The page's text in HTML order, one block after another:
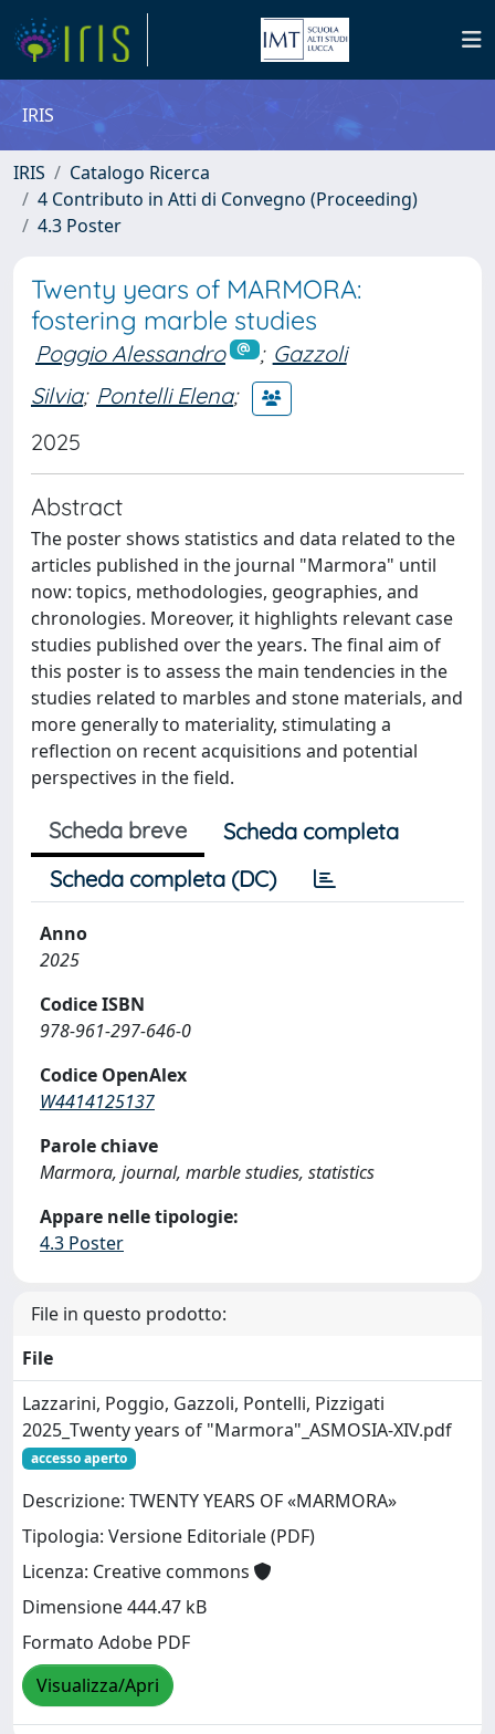
IRIS
IRIS
Catalogo Ricerca
4 Contributo in Atti di Convegno (Proceeding)
4.3 Poster
Twenty years of MARMORA:
fostering marble studies
Poggio Alessandro ; Gazzoli
Silvia; Pontelli Elena;
2025
Abstract
The poster shows statistics and data related to the
articles published in the journal "Marmora" until
now: topics, methodologies, geographies, and
chronologies. Moreover, it highlights relevant case
studies published over the years. The final aim of
this poster is to assess the main tendencies in the
studies related to marbles and stone materials, and
more generally to materiality, stimulating a
reflection on recent acquisitions and potential
perspectives in the field.
Scheda breve
Scheda completa
Scheda completa (DC)
Anno
2025
Codice ISBN
978-961-297-646-0
Codice OpenAlex
W4414125137
Parole chiave
Marmora, journal, marble studies, statistics
Appare nelle tipologie:
4.3 Poster
File in questo prodotto:
File
Lazzarini, Poggio, Gazzoli, Pontelli, Pizzigati
2025_Twenty years of "Marmora"_ASMOSIA-XIV.pdf
accesso aperto
Descrizione: TWENTY YEARS OF «MARMORA»
Tipologia: Versione Editoriale (PDF)
Licenza: Creative commons
Dimensione 444.47 kB
Formato Adobe PDF
Visualizza/Apri